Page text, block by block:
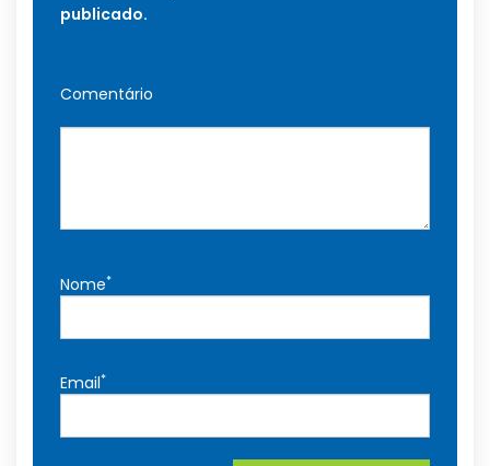
publicado.
Comentário
Nome*
Email*